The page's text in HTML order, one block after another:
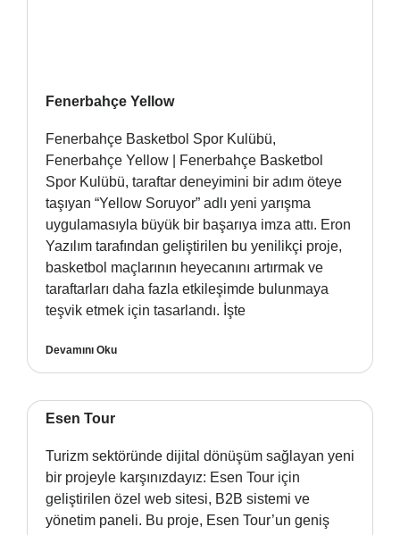
Fenerbahçe Yellow
Fenerbahçe Basketbol Spor Kulübü,
Fenerbahçe Yellow | Fenerbahçe Basketbol
Spor Kulübü, taraftar deneyimini bir adım öteye
taşıyan “Yellow Soruyor” adlı yeni yarışma
uygulamasıyla büyük bir başarıya imza attı. Eron
Yazılım tarafından geliştirilen bu yenilikçi proje,
basketbol maçlarının heyecanını artırmak ve
taraftarları daha fazla etkileşimde bulunmaya
teşvik etmek için tasarlandı. İşte
Devamını Oku
Esen Tour
Turizm sektöründe dijital dönüşüm sağlayan yeni
bir projeyle karşınızdayız: Esen Tour için
geliştirilen özel web sitesi, B2B sistemi ve
yönetim paneli. Bu proje, Esen Tour’un geniş